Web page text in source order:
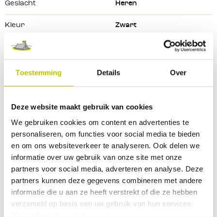
Toestemming Details Over
Deze website maakt gebruik van cookies
We gebruiken cookies om content en advertenties te
personaliseren, om functies voor social media te bieden
en om ons websiteverkeer te analyseren. Ook delen we
informatie over uw gebruik van onze site met onze
partners voor social media, adverteren en analyse. Deze
partners kunnen deze gegevens combineren met andere
informatie die u aan ze heeft verstrekt of die ze hebben
verzameld op basis van uw gebruik van hun services.
Meer informatie in hetcookiebeleid.
Geslacht Heren
Kleur Zwart
Kleurtint
Maat 44
Reviews
0 Beoordeling